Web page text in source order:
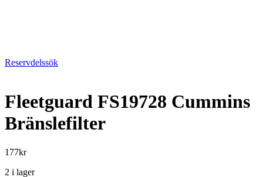
Reservdelssök
Fleetguard FS19728 Cummins
Bränslefilter
177kr
2 i lager